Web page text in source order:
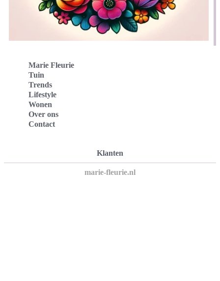
Marie Fleurie
Tuin
Trends
Lifestyle
Wonen
Over ons
Contact
Klanten
marie-fleurie.nl